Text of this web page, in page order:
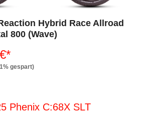
Hybrid Race Allroad
800 (Wave)
gespart)